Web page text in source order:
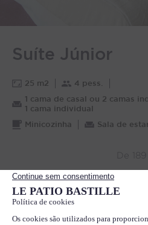
Suíte Júnior
25 m2
4 pess.
1 cama de casal ou 2 camas
1 cama individual
Minicozinha
Sala de
De